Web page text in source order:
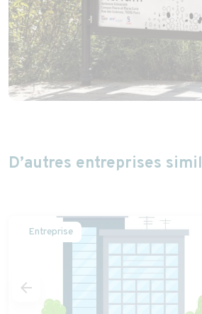
D’autres entreprises
arrow_back
Entreprise